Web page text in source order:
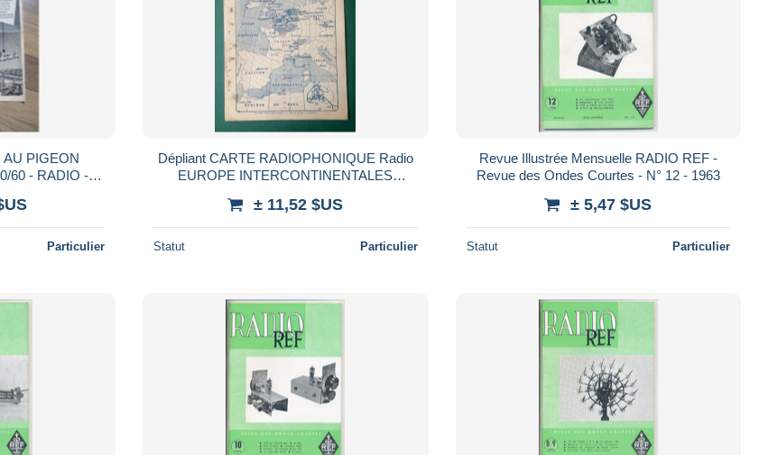
AU PIGEON
60 - RADIO -
Particulier
Dépliant CARTE RADIOPHONIQUE Radio
EUROPE INTERCONTINENTALES
Transmissions Années 20
± 11,52 $US
Statut Particulier
Revue Illustrée Mensuelle RADIO REF -
Revue des Ondes Courtes - N° 12 - 1963
± 5,47 $US
Statut Particulier